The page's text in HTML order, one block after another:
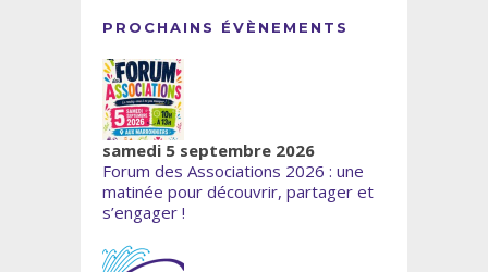
PROCHAINS ÉVÈNEMENTS
samedi 5 septembre 2026
Forum des Associations 2026 : une
matinée pour découvrir, partager et
s’engager !